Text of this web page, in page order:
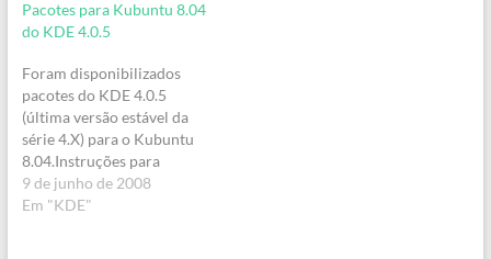
pela antiga versão 9.Percebi
tal fato ontem pois as
seta (play) no local onde…
Pacotes para Kubuntu 8.04
do KDE 4.0.5
Foram disponibilizados
pacotes do KDE 4.0.5
(última versão estável da
série 4.X) para o Kubuntu
8.04.Instruções para
instalação:Os pacotes estão
no repositório hardy-
9 de junho de 2008
Em "KDE"